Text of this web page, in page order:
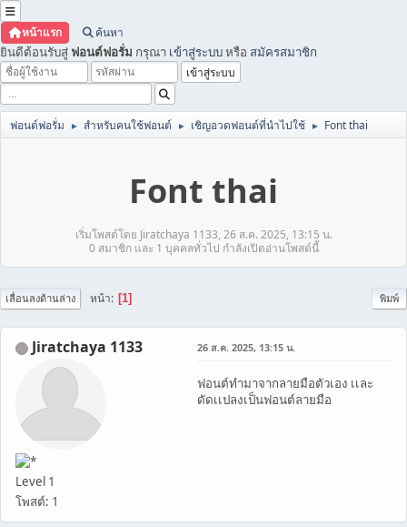
หน้าแรก ค้นหา
ยินดีต้อนรับสู่ ฟอนต์ฟอรั่ม กรุณา เข้าสู่ระบบหรือ สมัครสมาชิก
ฟอนต์ฟอรั่ม ► สำหรับคนใช้ฟอนต์ ► เชิญอวดฟอนต์ที่นำไปใช้ ► Font thai
Font thai
เริ่มโพสต์โดย Jiratchaya 1133, 26 ส.ค. 2025, 13:15 น.
0 สมาชิก และ 1 บุคคลทั่วไป กำลังเปิดอ่านโพสต์นี้
พิมพ์
เลื่อนลงด้านล่าง หน้า 1
Jiratchaya 1133
Level 1
โพสต์: 1
26 ส.ค. 2025, 13:15 น.
ฟอนต์ทำมาจากลายมือตัวเอง เเละ
ดัดเเปลงเป็นฟอนต์ลายมือ